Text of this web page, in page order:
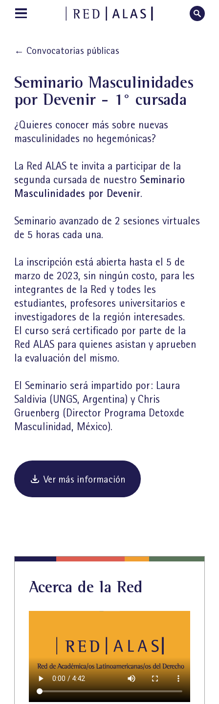
← Convocatorias públicas
Seminario Masculinidades
por Devenir - 1° cursada
¿Quieres conocer más sobre nuevas
masculinidades no hegemónicas?
La Red ALAS te invita a participar de la
segunda cursada de nuestro Seminario
Masculinidades por Devenir.
Seminario avanzado de 2 sesiones virtuales
de 5 horas cada una.
La inscripción está abierta hasta el 5 de
marzo de 2023, sin ningún costo, para les
integrantes de la Red y todes les
estudiantes, profesores universitarios e
investigadores de la región interesades.
El curso será certificado por parte de la
Red ALAS para quienes asistan y aprueben
la evaluación del mismo.
El Seminario será impartido por: Laura
Saldivia (UNGS, Argentina) y Chris
Gruenberg (Director Programa Detoxde
Masculinidad, México).
Ver más información
Acerca de la Red